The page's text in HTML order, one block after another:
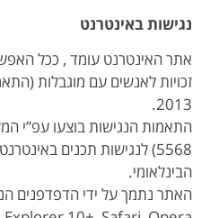
נגישות באינטרנט
אתר האינטרנט עומד , ככל
זכויות לאנשים עם מוגבלות
2013.
התאמות הנגישות בוצעו עפ”י
הבינלאומי.